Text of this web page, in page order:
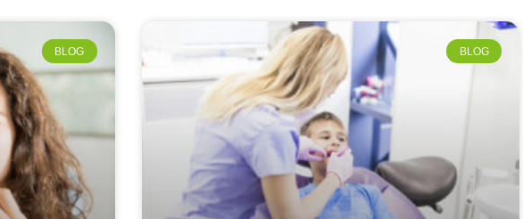
BLOG BLOG